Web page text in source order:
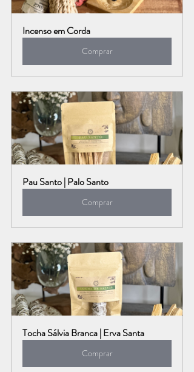
Incenso em Corda
Comprar
Pau Santo | Palo Santo
Comprar
Tocha Sálvia Branca | Erva Santa
Comprar